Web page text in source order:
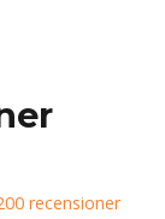
recensioner